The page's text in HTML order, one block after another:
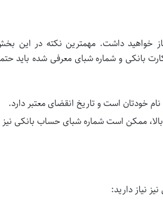
خواهید داشت. مهمترین نکته در این
بانکی و شماره شبای معرفی شده باید
ممکن است شماره شبای حساب بانکی
نیاز دارید: